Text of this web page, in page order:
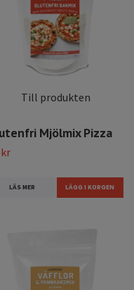
Till produkten
Mjölmix Pizza
LÄS MER